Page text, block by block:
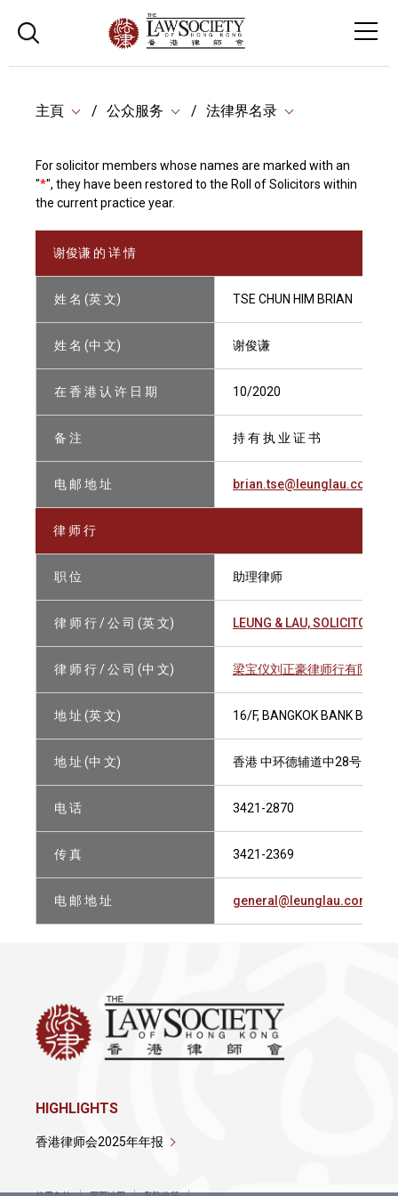
主頁 公众服务 法律界名录
For solicitor members whose names are marked with an
"*", they have been restored to the Roll of Solicitors within
the current practice year.
谢俊谦 的 详 情
姓 名 (英 文) TSE CHUN HIM BRIAN
姓 名 (中 文) 谢俊谦
在 香 港 认 许 日 期 10/2020
备 注 持 有 执 业 证 书
电 邮 地 址 brian.tse@leunglau.com
律 师 行
职 位 助理律师
律 师 行 / 公 司 (英 文) LEUNG & LAU, SOLICITORS
律 师 行 / 公 司 (中 文) 梁宝仪刘正豪律师行有限法律
地 址 (英 文) 16/F, BANGKOK BANK
地 址 (中 文) 香港 中环德辅道中28号 盘谷
电 话 3421-2870
传 真 3421-2369
电 邮 地 址 general@leunglau.com
HIGHLIGHTS
香港律师会2025年年报